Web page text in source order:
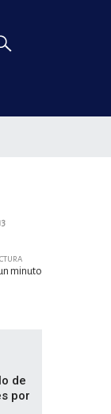
minuto
de
por